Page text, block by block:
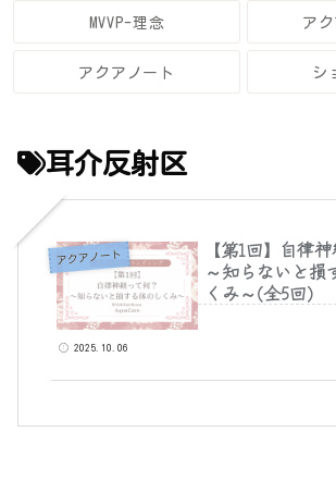
MVVP-理念 ア
アクアノート シ
耳介反射区
アクアノート
【第1回】自律
～知らないと損
くみ～(全5回)
2025.10.06